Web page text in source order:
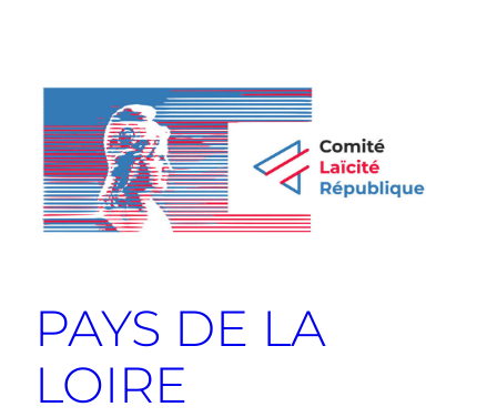
PAYS DE LA
LOIRE